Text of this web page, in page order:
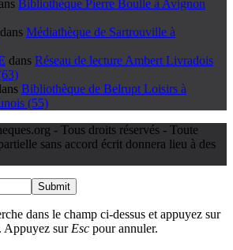
Bibliothèque Pierre Boulle à Avignon
dans Médiathèque de Sartrouville à
dans Réseau de lecture Ambert Livradois
Bibliothèque de Belrupt Loisirs à
(55)
- Tous droits réservés - Toute
sans accord écrit donnera lieu à des
Submit
dans le champ ci-dessus et appuyez sur
Appuyez sur Esc pour annuler.